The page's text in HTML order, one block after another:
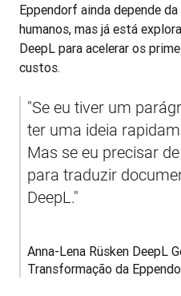
Eppendorf ainda depende
humanos, mas já está
DeepL para acelerar os
custos.
"Se eu tiver um
ter uma ideia
Mas se eu precisar
para traduzir
DeepL."
Anna-Lena Rüsken DeepL
Transformação da